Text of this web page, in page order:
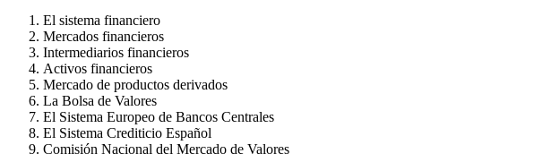
El sistema financiero
Mercados financieros
Intermediarios financieros
Activos financieros
Mercado de productos derivados
La Bolsa de Valores
El Sistema Europeo de Bancos Centrales
El Sistema Crediticio Español
Comisión Nacional del Mercado de Valores